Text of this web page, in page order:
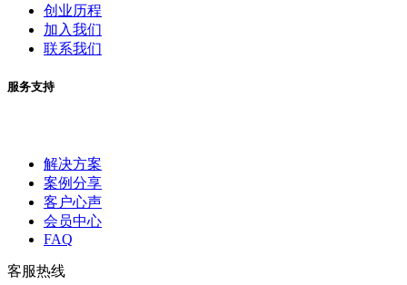
创业历程
加入我们
联系我们
服务支持
解决方案
案例分享
客户心声
会员中心
FAQ
客服热线